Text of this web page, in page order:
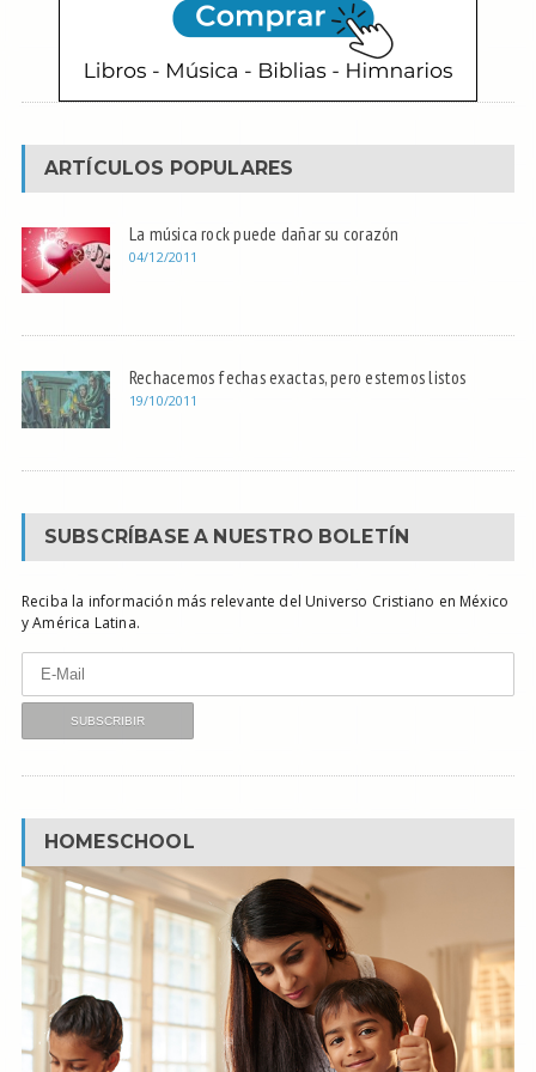
ARTÍCULOS POPULARES
La música rock puede dañar su corazón
04/12/2011
Rechacemos fechas exactas, pero estemos listos
19/10/2011
SUBSCRÍBASE A NUESTRO BOLETÍN
Reciba la información más relevante del Universo Cristiano en México
y América Latina.
HOMESCHOOL